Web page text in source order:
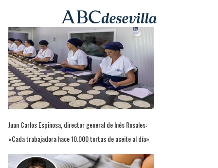
Juan Carlos Espinosa, director general de Inés Rosales:
«Cada trabajadora hace 10.000 tortas de aceite al día»